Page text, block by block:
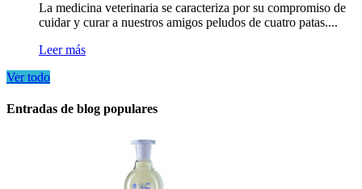
La medicina veterinaria se caracteriza por su compromiso de
cuidar y curar a nuestros amigos peludos de cuatro patas....
Leer más
Ver todo
Entradas de blog populares